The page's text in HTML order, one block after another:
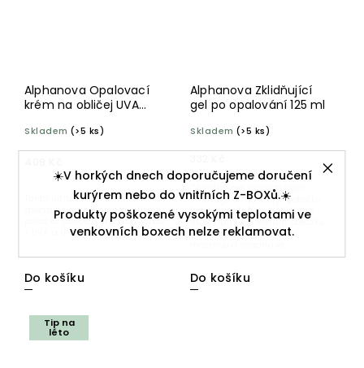
☀️V horkých dnech doporučujeme doručení
kurýrem nebo do vnitřních Z-BOXů.☀️
Produkty poškozené vysokými teplotami ve
venkovních boxech nelze reklamovat.
Alphanova Opalovací
krém na obličej UVA
Skladem (>5 ks)
Do košíku
Tento ultra silný krém,
speciálně navržený pro citlivou
pokožku obličeje, vás zbaví obav
z UVA a UVB záření a...
Alphanova Zklidňující
gel po opalování 125 ml
Skladem (>5 ks)
Do košíku
Chladivý gel po opalování
zklidňuje a hydratuje pokožku
bezprostředně po pobytu na
slunci. Díky své textuře pokožku
nezanechává lepivou ani
vstřebává....
Tip na
léto